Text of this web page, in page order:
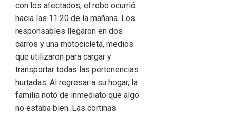
con los afectados, el robo ocurrió
hacia las 11:20 de la mañana. Los
responsables llegaron en dos
carros y una motocicleta, medios
que utilizaron para cargar y
transportar todas las pertenencias
hurtadas. Al regresar a su hogar, la
familia notó de inmediato que algo
no estaba bien. Las cortinas